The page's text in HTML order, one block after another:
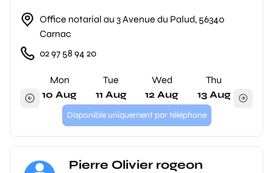
Office notarial au 3 Avenue du Palud, 56340
Carnac
02 97 58 94 20
Mon
10 Aug
Tue
11 Aug
Wed
12 Aug
Thu
13 Aug
Disponible uniquement par téléphone
Pierre Olivier rogeon